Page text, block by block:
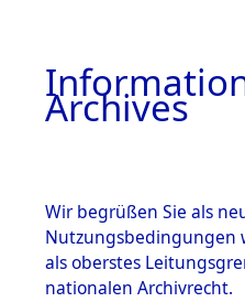
BESTÄNDE
Archives
Wir begrüßen Sie als
Nutzungsbedingungen
als oberstes
nationalen Archivrecht.